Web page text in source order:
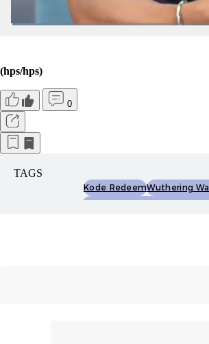
(hps/hps)
0
TAGS
Kode RedeemWuthering
Kode Redeem Wuthering